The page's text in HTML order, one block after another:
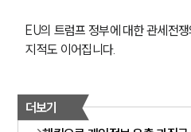
EU의 트럼프 정부에 대한 관세전
지적도 이어집니다.
더보기